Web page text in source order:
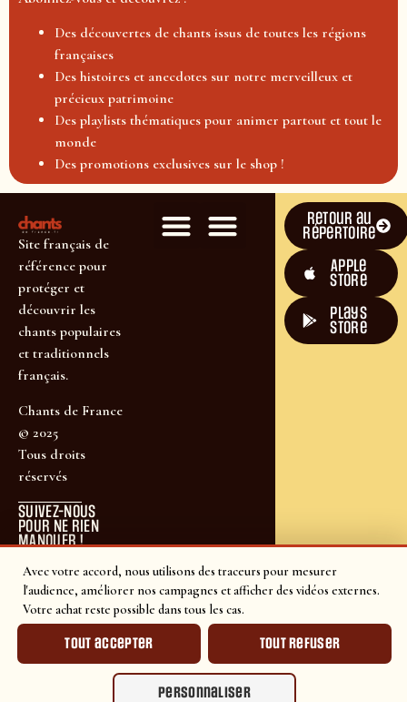
Avec votre accord, nous utilisons des traceurs pour mesurer
l'audience, améliorer nos campagnes et afficher des vidéos externes.
Votre achat reste possible dans tous les cas.
Tout accepter Tout refuser
Personnaliser
Des découvertes de chants issus de toutes les régions
françaises
Des histoires et anecdotes sur notre merveilleux et
précieux patrimoine
Des playlists thématiques pour animer partout et tout le
monde
Des promotions exclusives sur le shop !
Site français de
référence pour
protéger et
découvrir les
chants populaires
et traditionnels
français.
Chants de France
© 2025
Tous droits
réservés
SUIVEZ-NOUS
POUR NE RIEN
MANQUER !
Retour au
répertoire
Apple
Store
plays
store